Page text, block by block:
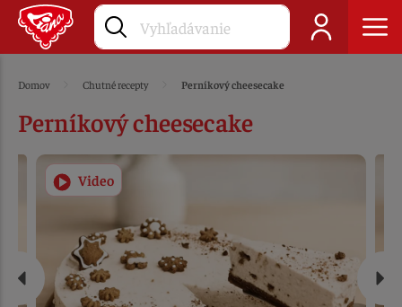
Domov Chutné recepty Perníkový cheesecake
Perníkový cheesecake
Video